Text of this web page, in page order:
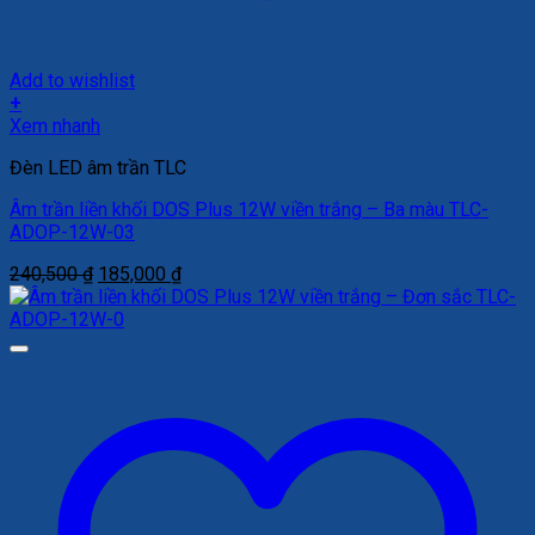
Add to wishlist
+
Xem nhanh
Đèn LED âm trần TLC
Âm trần liền khối DOS Plus 12W viền trắng – Ba màu TLC-
ADOP-12W-03
240,500₫ Giá
gốc
là:
185,000 ₫Giá
hiện